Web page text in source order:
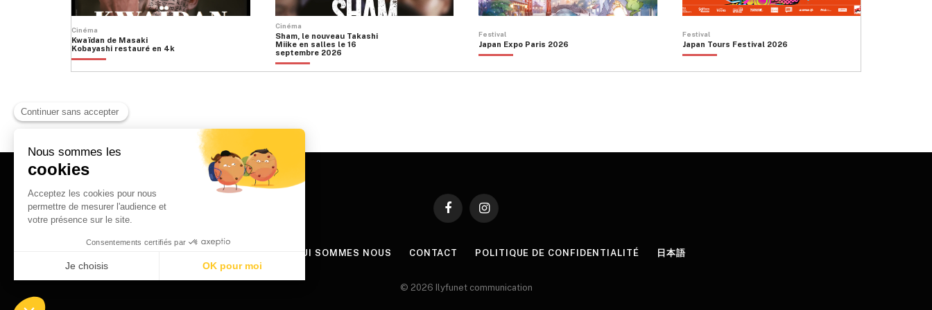
Cinéma
Kwaïdan de Masaki
Kobayashi restauré en 4k
Cinéma
Sham, le nouveau Takashi
Miike en salles le 16
septembre 2026
Festival
Japan Expo Paris 2026
Festival
Japan Tours Festival 2026
FacebookInstagram
QUI SOMMES NOUS CONTACT POLITIQUE DE CONFIDENTIALITÉ 日本語
© 2026 Ilyfunet communication